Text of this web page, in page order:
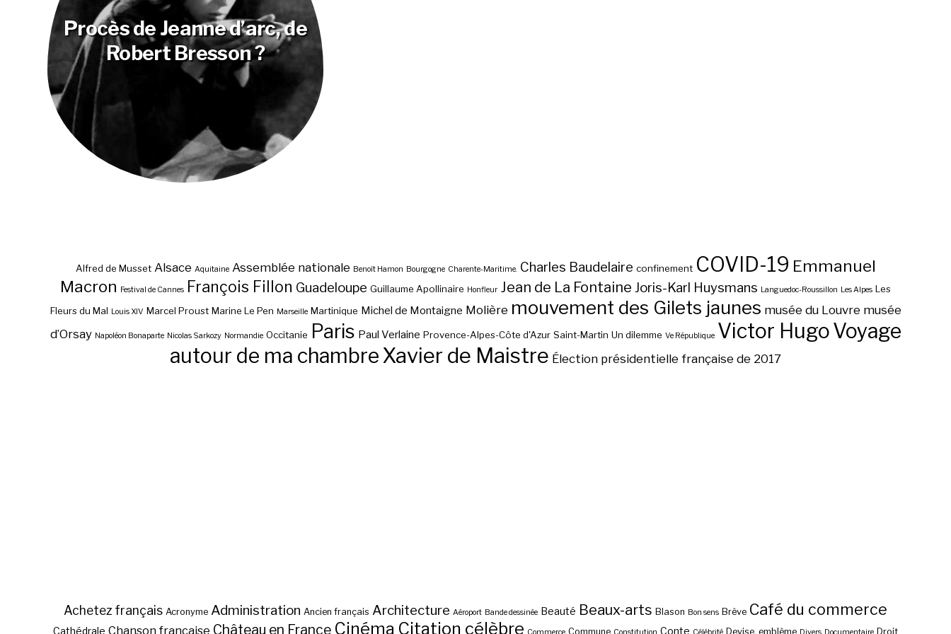
Procès de Jeanne d’arc, de
Robert Bresson ?
Alfred de Musset Alsace Aquitaine Assemblée nationale Benoît Hamon Bourgogne Charente-Maritime. Charles Baudelaire confinement COVID-19 Emmanuel
Macron Festival de Cannes François Fillon Guadeloupe Guillaume Apollinaire Honfleur Jean de La Fontaine Joris-Karl Huysmans Languedoc-Roussillon Les Alpes Les
Fleurs du Mal Louis XIV Marcel Proust Marine Le Pen Marseille Martinique Michel de Montaigne Molière mouvement des Gilets jaunes musée du Louvre musée
d’Orsay Napoléon Bonaparte Nicolas Sarkozy Normandie Occitanie Paris Paul Verlaine Provence-Alpes-Côte d'Azur Saint-Martin Un dilemme Ve République Victor HugoVoyage
autour de ma chambre Xavier de Maistre Élection présidentielle française de 2017
Achetez français Acronyme Administration Ancien français Architecture Aéroport Bande dessinée Beauté Beaux-arts Blason Bon sens Brève Café du commerce
Cathédrale Chanson française Château en France Cinéma Citation célèbre Commune Conte Devise, emblème Droit